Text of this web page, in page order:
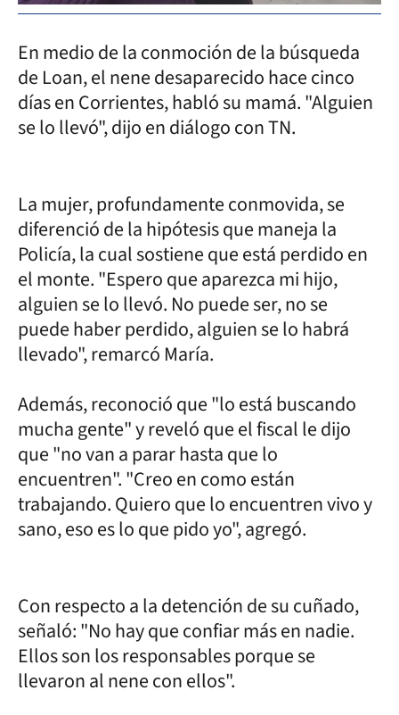
En medio de la conmoción de la búsqueda
de Loan, el nene desaparecido hace cinco
días en Corrientes, habló su mamá. "Alguien
se lo llevó", dijo en diálogo con TN.
La mujer, profundamente conmovida, se
diferenció de la hipótesis que maneja la
Policía, la cual sostiene que está perdido en
el monte. "Espero que aparezca mi hijo,
alguien se lo llevó. No puede ser, no se
puede haber perdido, alguien se lo habrá
llevado", remarcó María.
Además, reconoció que "lo está buscando
mucha gente" y reveló que el fiscal le dijo
que "no van a parar hasta que lo
encuentren". "Creo en como están
trabajando. Quiero que lo encuentren vivo y
sano, eso es lo que pido yo", agregó.
Con respecto a la detención de su cuñado,
señaló: "No hay que confiar más en nadie.
Ellos son los responsables porque se
llevaron al nene con ellos".